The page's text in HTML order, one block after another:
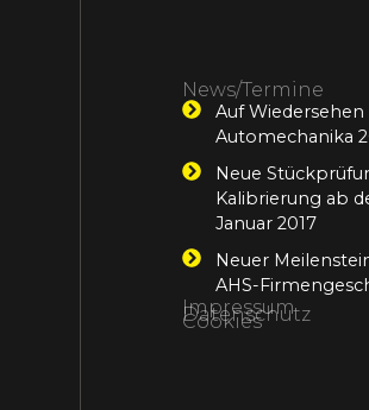
News/Termine
Auf Wiedersehen
Automechanika
Neue
Kalibrierung ab
Januar 2017
Neuer
AHS-
Impressum
Datenschutz
Cookies